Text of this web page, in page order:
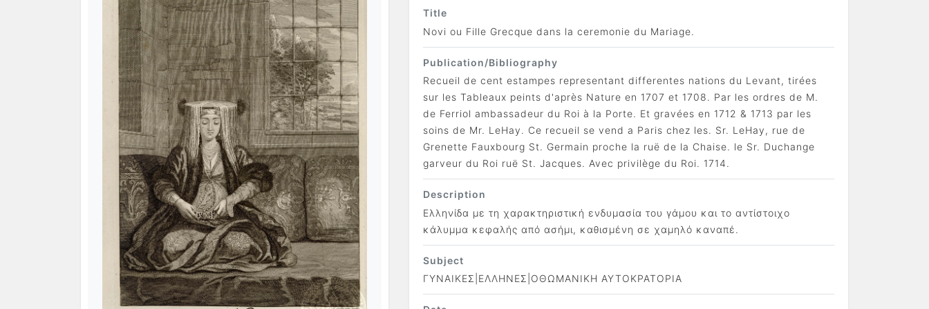
Title
Novi ou Fille Grecque dans la ceremonie du Mariage.
Publication/Bibliography
Recueil de cent estampes representant differentes nations du Levant, tirées
sur les Tableaux peints d'après Nature en 1707 et 1708. Par les ordres de M.
de Ferriol ambassadeur du Roi à la Porte. Et gravées en 1712 & 1713 par les
soins de Mr. LeHay. Ce recueil se vend a Paris chez les. Sr. LeHay, rue de
Grenette Fauxbourg St. Germain proche la ruё de la Chaise. le Sr. Duchange
garveur du Roi ruё St. Jacques. Avec privilège du Roi. 1714.
Description
Ελληνίδα με τη χαρακτηριστική ενδυμασία του γάμου και το αντίστοιχο
κάλυμμα κεφαλής από ασήμι, καθισμένη σε χαμηλό καναπέ.
Subject
ΓΥΝΑΙΚΕΣ|ΕΛΛΗΝΕΣ|ΟΘΩΜΑΝΙΚΗ ΑΥΤΟΚΡΑΤΟΡΙΑ